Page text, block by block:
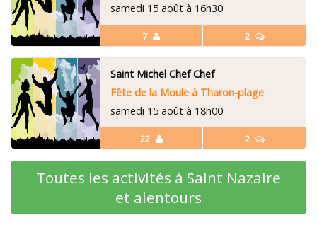
7 2
samedi 15 août à 16h30
22 2
Saint Michel Chef Chef
Fête de la Moule à Tharon-plage
samedi 15 août à 18h00
Toutes les activités à Saint Nazaire
et alentours